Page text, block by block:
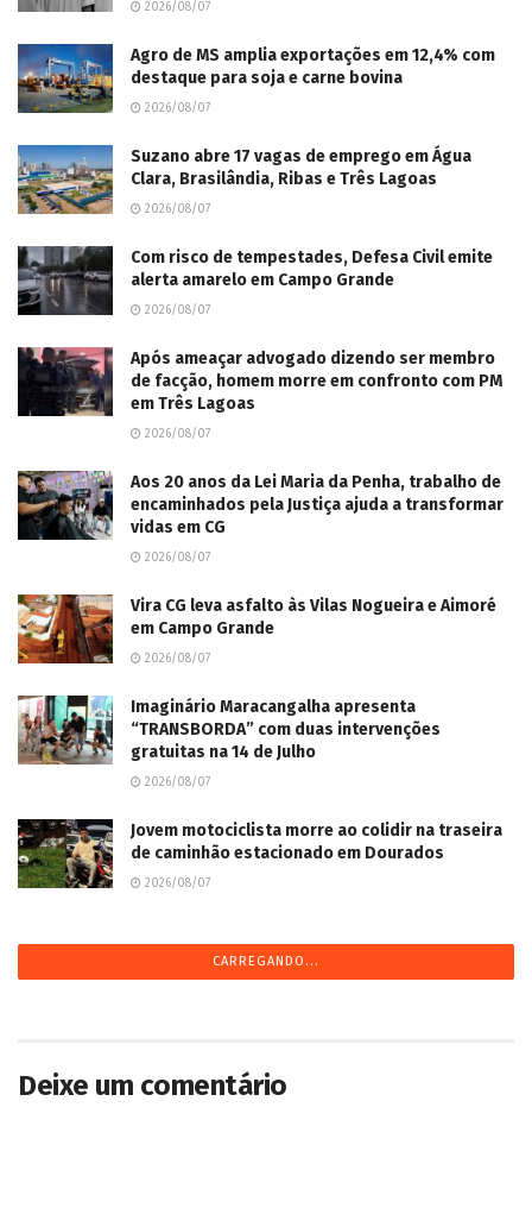
2026/08/07
Agro de MS amplia exportações em 12,4% com
destaque para soja e carne bovina
2026/08/07
Suzano abre 17 vagas de emprego em Água
Clara, Brasilândia, Ribas e Três Lagoas
2026/08/07
Com risco de tempestades, Defesa Civil emite
alerta amarelo em Campo Grande
2026/08/07
Após ameaçar advogado dizendo ser membro
de facção, homem morre em confronto com PM
em Três Lagoas
2026/08/07
Aos 20 anos da Lei Maria da Penha, trabalho de
encaminhados pela Justiça ajuda a transformar
vidas em CG
2026/08/07
Vira CG leva asfalto às Vilas Nogueira e Aimoré
em Campo Grande
2026/08/07
Imaginário Maracangalha apresenta
“TRANSBORDA” com duas intervenções
gratuitas na 14 de Julho
2026/08/07
Jovem motociclista morre ao colidir na traseira
de caminhão estacionado em Dourados
2026/08/07
CARREGANDO...
Deixe um comentário